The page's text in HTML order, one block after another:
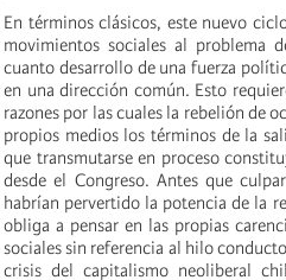
En términos clásicos, este nuevo
movimientos sociales al problema
cuanto desarrollo de una fuerza
en una dirección común. Esto
razones por las cuales la rebelión de
propios medios los términos de la
que transmutarse en proceso
desde el Congreso. Antes que
habrían pervertido la potencia de la
obliga a pensar en las propias
sociales sin referencia al hilo
crisis del capitalismo neoliberal